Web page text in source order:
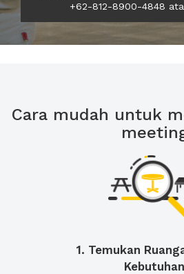
+62-812-8900-4848
Cara mudah untuk
1. Temukan
Kebutuhan